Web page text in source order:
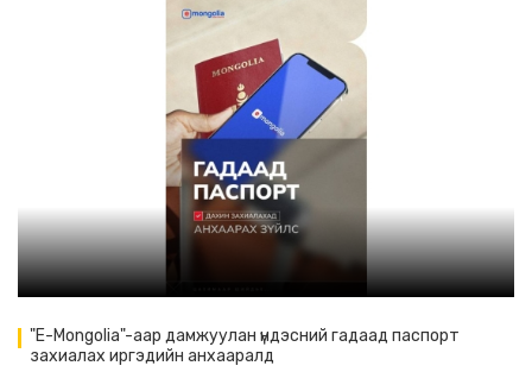
"E-Mongolia"-аар дамжуулан үндэсний гадаад паспорт
захиалах иргэдийн анхааралд